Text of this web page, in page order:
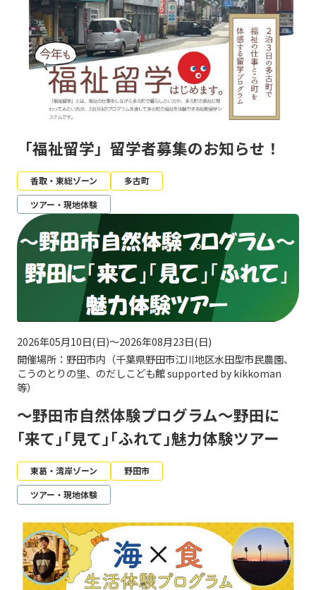
「福祉留学」留学者募集のお知らせ！
香取・東総ゾーン
多古町
ツアー・現地体験
2026年05月10日(日)～2026年08月23日(日)
開催場所：野田市内（千葉県野田市江川地区水田型市民農園、
こうのとりの里、のだしこども館 supported by kikkoman
等）
～野田市自然体験プログラム～野田に
｢来て｣｢見て｣｢ふれて｣魅力体験ツアー
東葛・湾岸ゾーン
野田市
ツアー・現地体験